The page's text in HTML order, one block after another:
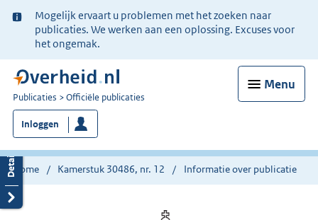
Ter
informatie:
Mogelijk ervaart u problemen met het zoeken naar
publicaties. We werken aan een oplossing. Excuses voor
het ongemak.
Menu
U
bent
nu
hier:
Publicaties Officiële publicaties
Inloggen
Home Kamerstuk 30486, nr. 12 Informatie over publicatie